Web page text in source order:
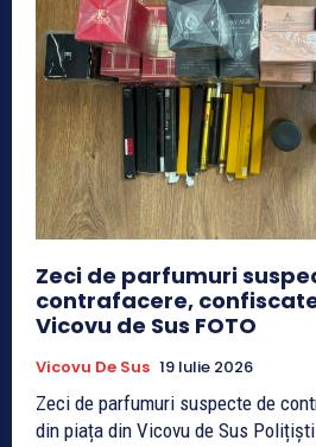
Zeci de parfumuri
contrafacere,
Vicovu de Sus FOTO
Vicovu De Sus 19 Iulie 2026
Zeci de parfumuri suspecte de
din piața din Vicovu de Sus Polițiștii din Vicovu de Sus au